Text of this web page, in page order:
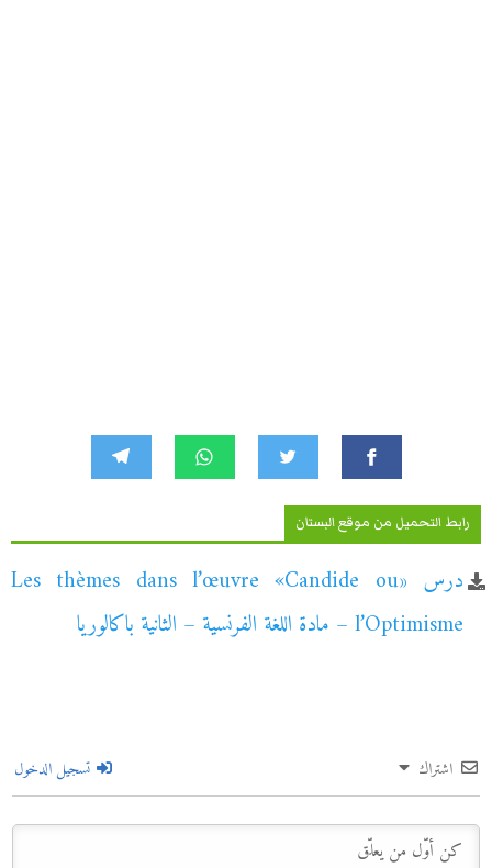
رابط التحميل من موقع البستان
درس «Les thèmes dans l’œuvre «Candide ou
l’Optimisme – مادة اللغة الفرنسية – الثانية باكالوريا
اشتراك تسجيل الدخول